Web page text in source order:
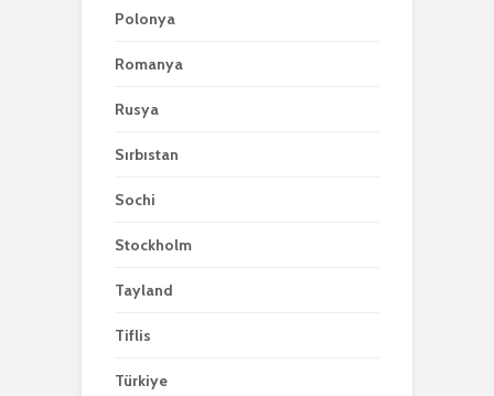
Polonya
Romanya
Rusya
Sırbıstan
Sochi
Stockholm
Tayland
Tiflis
Türkiye